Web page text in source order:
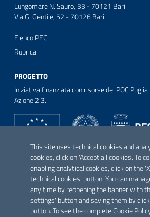
This site uses technical cookies and
cookies, click on 'Accept all cookies'. To
enabling analytical cookies, click on the
technical cookies' button. You can
any time by reopening the banner with
settings' button and saving them by
button. To see the complete Cookie
Lungomare N. Sauro, 33 - 70121 Bari
Via G. Gentile, 52 - 70126 Bari
Elenco PEC
Rubrica
PROGETTO
Iniziativa finanziata con risorse del POC
Azione 2.3.
FOLLOW US ON
FacebookTwitter Youtube Instagram